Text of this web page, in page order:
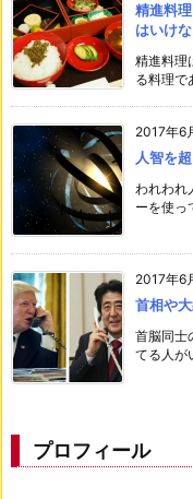
精進料
はいけ
精進料理
る料理で
2017年6
人智を
われわれ
ーを使っ
2017年6
首相や
首脳同士
てる人が
プロフィール